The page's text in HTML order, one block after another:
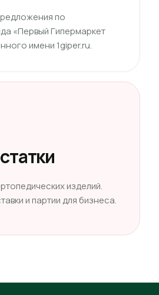
по
«Первый Гипермаркет
имени 1giper.ru.
изделий.
и партии для бизнеса.